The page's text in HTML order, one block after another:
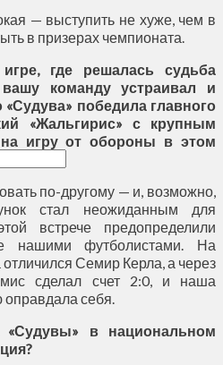
— выступить не хуже, чем в
в призерах чемпионата.
где решалась судьба
вашу команду устраивал и
«Судува» победила главного
«Жальгирис» с крупным
на игру от обороны в этом
по-другому — и, возможно,
стал неожиданным для
встрече предопределили
нашими футболистами. На
Семир Керла, а через
сделал счет 2:0, и наша
оправдала себя.
в национальном